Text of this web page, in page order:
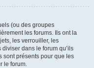
(ou des groupes
les forums. Ils ont la
les verrouiller, les
dans le forum qu’ils
sont présents pour que les
le forum.